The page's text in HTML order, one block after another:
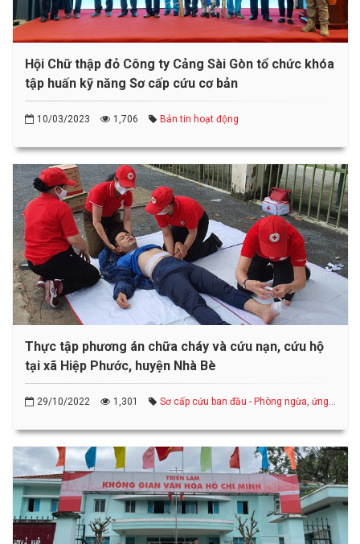
Hội Chữ thập đỏ Công ty Cảng Sài Gòn tổ chức khóa
tập huấn kỹ năng Sơ cấp cứu cơ bản
10/03/2023 1,706 Bản tin hoạt động
Thực tập phương án chữa cháy và cứu nạn, cứu hộ
tại xã Hiệp Phước, huyện Nhà Bè
29/10/2022 1,301
Sơ cấp cứu ban đầu - Phòng ngừa, ứng